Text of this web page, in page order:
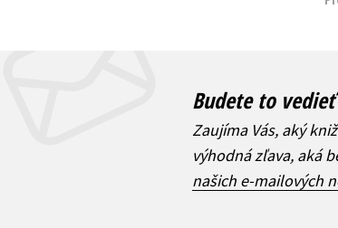
Budete to
Zaujíma Vás, aký
výhodná zľava, aká
našich e-mailových